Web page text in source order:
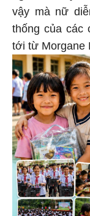
vậy mà nữ
thống của các
tới từ Morgane